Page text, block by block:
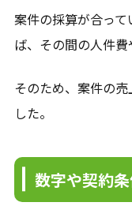
案件の採算が合っ
ば、その間の人件費
そのため、案件の
した。
数字や契約